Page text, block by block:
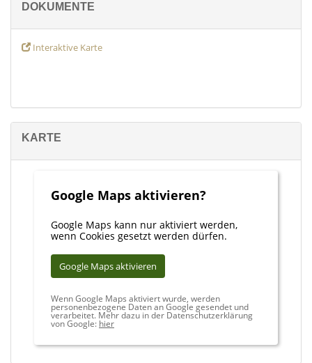
Strandliebhaber wünscht. Palma und der Flughafen sind ca. 30
DOKUMENTE
Interaktive Karte
KARTE
Google Maps aktivieren?
Google Maps kann nur aktiviert werden,
wenn Cookies gesetzt werden dürfen.
Google Maps aktivieren
Wenn Google Maps aktiviert wurde, werden
personenbezogene Daten an Google gesendet und
verarbeitet. Mehr dazu in der Datenschutzerklärung
von Google: hier